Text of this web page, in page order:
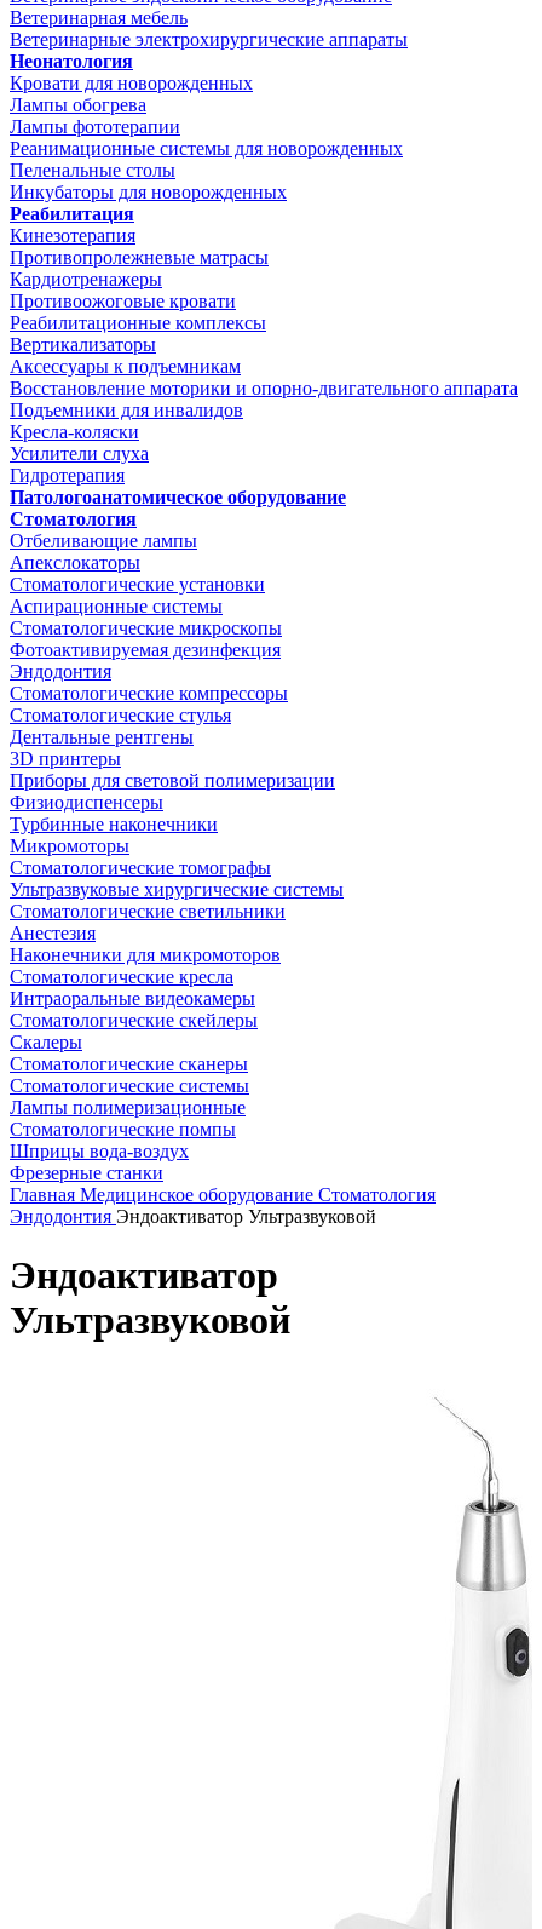
Ветеринарная мебель
Ветеринарные электрохирургические аппараты
Неонатология
Кровати для новорожденных
Лампы обогрева
Лампы фототерапии
Реанимационные системы для новорожденных
Пеленальные столы
Инкубаторы для новорожденных
Реабилитация
Кинезотерапия
Противопролежневые матрасы
Кардиотренажеры
Противоожоговые кровати
Реабилитационные комплексы
Вертикализаторы
Аксессуары к подъемникам
Восстановление моторики и опорно-двигательного аппарата
Подъемники для инвалидов
Кресла-коляски
Усилители слуха
Гидротерапия
Патологоанатомическое оборудование
Стоматология
Отбеливающие лампы
Апекслокаторы
Стоматологические установки
Аспирационные системы
Стоматологические микроскопы
Фотоактивируемая дезинфекция
Эндодонтия
Стоматологические компрессоры
Стоматологические стулья
Дентальные рентгены
3D принтеры
Приборы для световой полимеризации
Физиодиспенсеры
Турбинные наконечники
Микромоторы
Стоматологические томографы
Ультразвуковые хирургические системы
Стоматологические светильники
Анестезия
Наконечники для микромоторов
Стоматологические кресла
Интраоральные видеокамеры
Стоматологические скейлеры
Скалеры
Стоматологические сканеры
Стоматологические системы
Лампы полимеризационные
Стоматологические помпы
Шприцы вода-воздух
Фрезерные станки
Главная Медицинское оборудование Стоматология
Эндодонтия Эндоактиватор Ультразвуковой
Эндоактиватор
Ультразвуковой